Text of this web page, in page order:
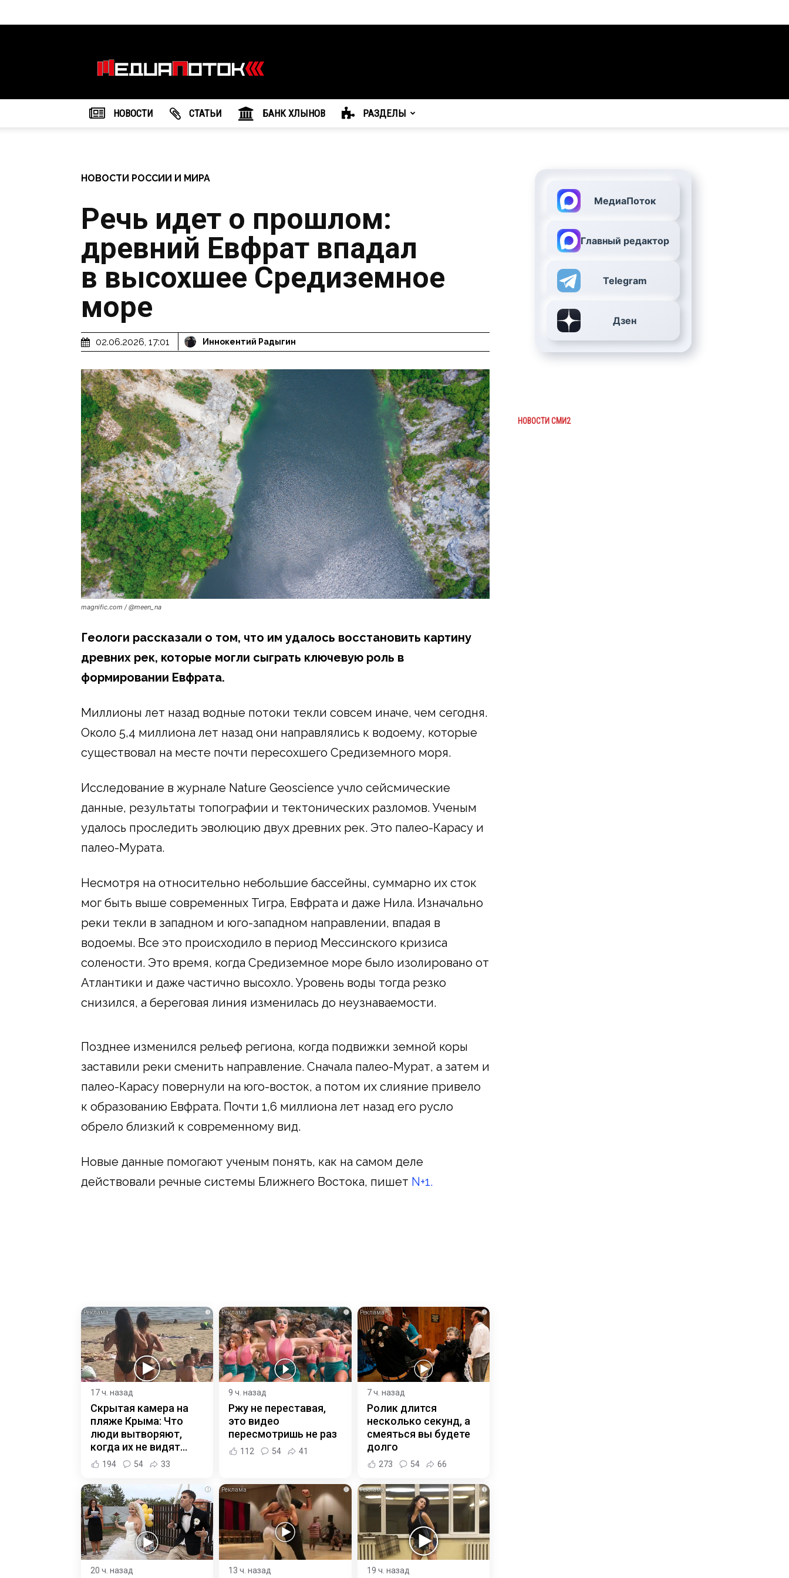
агентство
"МедиаПоток"
НОВОСТИ CТАТЬИ БАНК ХЛЫНОВ РАЗДЕЛЫ
НОВОСТИ РОССИИ И МИРА
Речь идет о прошлом:
древний Евфрат впадал
в высохшее Средиземное
море
02.06.2026, 17:01 Иннокентий Радыгин
magnific.com / @meen_na
Геологи рассказали о том, что им удалось восстановить картину
древних рек, которые могли сыграть ключевую роль в
формировании Евфрата.
Миллионы лет назад водные потоки текли совсем иначе, чем сегодня.
Около 5,4 миллиона лет назад они направлялись к водоему, которые
существовал на месте почти пересохшего Средиземного моря.
Исследование в журнале Nature Geoscience учло сейсмические
данные, результаты топографии и тектонических разломов. Ученым
удалось проследить эволюцию двух древних рек. Это палео-Карасу и
палео-Мурата.
Несмотря на относительно небольшие бассейны, суммарно их сток
мог быть выше современных Тигра, Евфрата и даже Нила. Изначально
реки текли в западном и юго-западном направлении, впадая в
водоемы. Все это происходило в период Мессинского кризиса
солености. Это время, когда Средиземное море было изолировано от
Атлантики и даже частично высохло. Уровень воды тогда резко
снизился, а береговая линия изменилась до неузнаваемости.
Позднее изменился рельеф региона, когда подвижки земной коры
заставили реки сменить направление. Сначала палео-Мурат, а затем и
палео-Карасу повернули на юго-восток, а потом их слияние привело
к образованию Евфрата. Почти 1,6 миллиона лет назад его русло
обрело близкий к современному вид.
Новые данные помогают ученым понять, как на самом деле
действовали речные системы Ближнего Востока, пишет N+1.
i
17 ч. назад
Скрытая камера на
пляже Крыма: Что
люди вытворяют,
когда их не видят...
194 54 33
i
9 ч. назад
Ржу не переставая,
это видео
пересмотришь не раз
112 54 41
i
7 ч. назад
Ролик длится
несколько секунд, а
смеяться вы будете
долго
273 54 66
i
20 ч. назад
i
13 ч. назад
i
19 ч. назад
МедиаПоток
Главный редактор
Telegram
Дзен
НОВОСТИ СМИ2